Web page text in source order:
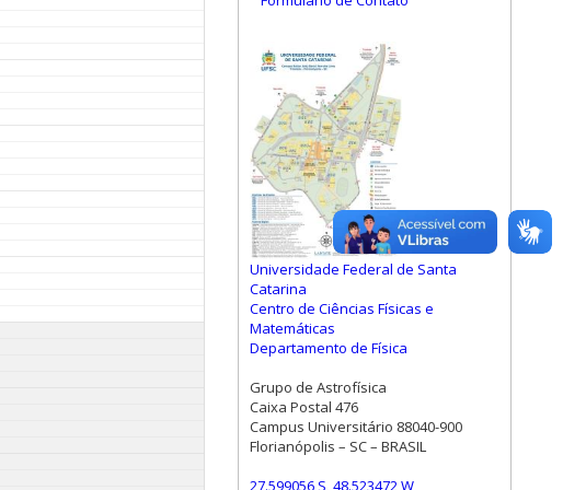
Universidade Federal de Santa
Catarina
Centro de Ciências Físicas e
Matemáticas
Departamento de Física
Grupo de Astrofísica
Caixa Postal 476
Campus Universitário 88040-900
Florianópolis – SC – BRASIL
27.599056 S, 48.523472 W